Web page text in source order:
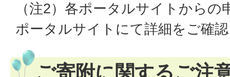
（注2）各ポータルサイトから
ポータルサイトにて詳細をご確
ご寄附に関するご注